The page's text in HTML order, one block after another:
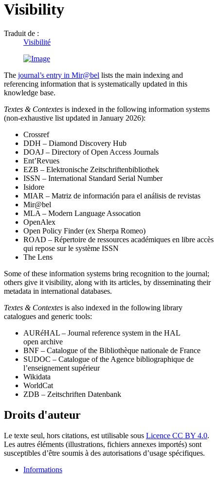
Visibility
Traduit de :
Visibilité
The journal’s entry in Mir@bel lists the main indexing and
referencing information that is systematically updated in this
knowledge base.
Textes & Contextes is indexed in the following information systems
(non-exhaustive list updated in January 2026):
Crossref
DDH – Diamond Discovery Hub
DOAJ – Directory of Open Access Journals
Ent’Revues
EZB – Elektronische Zeitschriftenbibliothek
ISSN – International Standard Serial Number
Isidore
MIAR – Matriz de información para el análisis de revistas
Mir@bel
MLA – Modern Language Assocation
OpenAlex
Open Policy Finder (ex Sherpa Romeo)
ROAD – Répertoire de ressources académiques en libre accès
qui repose sur le système ISSN
The Lens
Some of these information systems bring recognition to the journal;
others give it visibility, along with its articles, by disseminating their
metadata in international databases.
Textes & Contextes is also indexed in the following library
catalogues and generic tools:
AURéHAL – Journal reference system in the HAL
open archive
BNF – Catalogue of the Bibliothèque nationale de France
SUDOC – Catalogue of the Agence bibliographique de
l’enseignement supérieur
Wikidata
WorldCat
ZDB – Zeitschriften Datenbank
Droits d'auteur
Le texte seul, hors citations, est utilisable sous Licence CC BY 4.0.
Les autres éléments (illustrations, fichiers annexes importés) sont
susceptibles d’être soumis à des autorisations d’usage spécifiques.
Informations